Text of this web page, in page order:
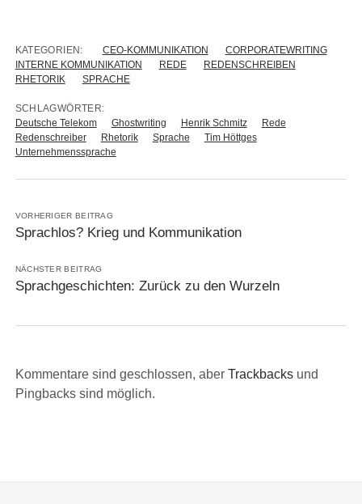
KATEGORIEN: CEO-KOMMUNIKATION
CORPORATEWRITING
INTERNE KOMMUNIKATION
REDE
REDENSCHREIBEN
RHETORIK
SPRACHE
SCHLAGWÖRTER:
Deutsche Telekom
Ghostwriting Henrik Schmitz
Rede
Redenschreiber
Rhetorik Sprache
Tim Höttges
Unternehmenssprache
VORHERIGER BEITRAG
Sprachlos? Krieg und Kommunikation
NÄCHSTER BEITRAG
Sprachgeschichten: Zurück zu den Wurzeln
Kommentare sind geschlossen, aber Trackbacksund
Pingbacks sind möglich.